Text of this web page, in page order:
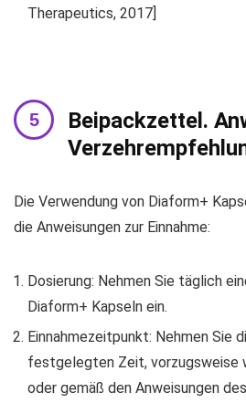
Therapeutics, 2017]
Beipackzettel.
Die Verwendung von Diaform+
die Anweisungen zur Einnahme:
Dosierung: Nehmen Sie täglich
Diaform+ Kapseln ein.
Einnahmezeitpunkt: Nehmen Sie
festgelegten Zeit, vorzugsweise
oder gemäß den Anweisungen